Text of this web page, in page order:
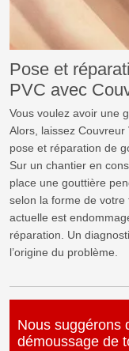
Pose et
PVC avec
Vous voulez avoir une
Alors, laissez
pose et réparation de
Sur un chantier en
place une gouttière
selon la forme de
actuelle est
réparation. Un
l’origine du problème.
Nous suggérons
démoussage de